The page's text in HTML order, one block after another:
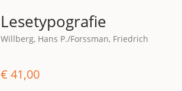
Lesetypografie
Willberg, Hans P./Forssman, Friedrich
€ 41,00